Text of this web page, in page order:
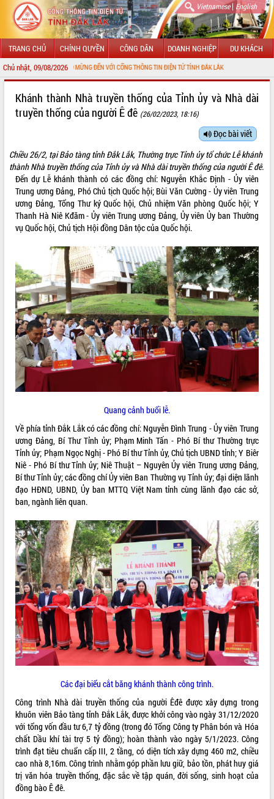
Vietnamese| English
TRANG CHỦ CHÍNH QUYỀN CÔNG DÂN DOANH NGHIỆP DU KHÁCH
Chủ nhật, 09/08/2026
CHÀO MỪNG ĐẾN VỚI CỔNG THÔNG TIN ĐIỆN TỬ TỈNH ĐẮK LẮK
LÃNH ĐẠO UBND TỈNH
SỞ, BAN, NGÀNH
UBND CÁC XÃ, PHƯỜNG
THÔNG TIN CHỈ ĐẠO ĐIỀU HÀNH
VĂN BẢN HĐND TỈNH
ĐIỂM TIN VĂN BẢN
QUY HOẠCH - KẾ HOẠCH
VIDEO
Trailer Lễ hội Sầu riêng Đắk Lắk năm
2026
Khám bệnh, cấp phát thuốc miễn phí
và tặng quà người dân xã Cư Pui
Hội nghị UBND tỉnh Đắk Lắk thường kỳ
tháng 7/2026
Lễ truy tặng danh hiệu “Bà Mẹ Việt
Nam Anh hùng” và trao Huân chương
Lao động
ALBUM ẢNH
Khánh thành Nhà truyền thống của Tỉnh ủy và Nhà dài
truyền thống của người Ê đê (26/02/2023, 18:16)
Đọc bài viết
Chiều 26/2, tại Bảo tàng tỉnh Đắk Lắk, Thường trực Tỉnh ủy tổ chức Lễ khánh
thành Nhà truyền thống của Tỉnh ủy và Nhà dài truyền thống của người Ê đê.
Đến dự Lễ khánh thành có các đồng chí: Nguyễn Khắc Định - Ủy viên
Trung ương Đảng, Phó Chủ tịch Quốc hội; Bùi Văn Cường - Ủy viên Trung
ương Đảng, Tổng Thư ký Quốc hội, Chủ nhiệm Văn phòng Quốc hội; Y
Thanh Hà Niê Kđăm - Ủy viên Trung ương Đảng, Ủy viên Ủy ban Thường
vụ Quốc hội, Chủ tịch Hội đồng Dân tộc của Quốc hội.
Quang cảnh buổi lễ.
Về phía tỉnh Đắk Lắk có các đồng chí: Nguyễn Đình Trung - Ủy viên Trung
ương Đảng, Bí Thư Tỉnh ủy; Phạm Minh Tấn - Phó Bí thư Thường trực
Tỉnh ủy; Phạm Ngọc Nghị - Phó Bí thư Tỉnh ủy, Chủ tịch UBND tỉnh; Y Biêr
Niê - Phó Bí thư Tỉnh ủy; Niê Thuật – Nguyên Ủy viên Trung ương Đảng,
Bí thư Tỉnh ủy; các đồng chí Ủy viên Ban Thường vụ Tỉnh ủy; đại diện lãnh
đạo HĐND, UBND, Ủy ban MTTQ Việt Nam tỉnh cùng lãnh đạo các sở,
ban, ngành liên quan.
Các đại biểu cắt băng khánh thành công trình.
Công trình Nhà dài truyền thống của người Êđê được xây dựng trong
khuôn viên Bảo tàng tỉnh Đắk Lắk, được khởi công vào ngày 31/12/2020
với tổng vốn đầu tư 6,7 tỷ đồng (trong đó Tổng Công ty Phân bón và Hóa
chất Dầu khí tài trợ 5 tỷ đồng); hoàn thành vào ngày 5/1/2023. Công
trình đạt tiêu chuẩn cấp III, 2 tầng, có diện tích xây dựng 460 m2, chiều
cao nhà 8,16m. Công trình nhằm góp phần lưu giữ, bảo tồn, phát huy giá
trị văn hóa truyền thống, đặc sắc về tập quán, đời sống, sinh hoạt của
đồng bào Ê đê.